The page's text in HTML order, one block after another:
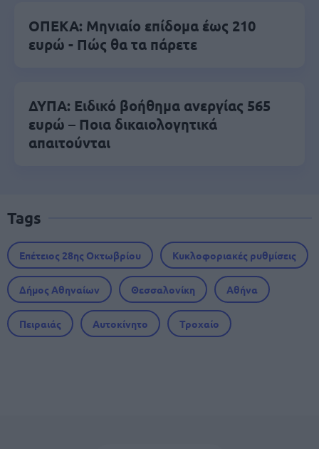
ΟΠΕΚΑ: Μηνιαίο επίδομα έως 210
ευρώ - Πώς θα τα πάρετε
ΔΥΠΑ: Ειδικό βοήθημα ανεργίας 565
ευρώ – Ποια δικαιολογητικά
απαιτούνται
Tags
Επέτειος 28ης Οκτωβρίου Κυκλοφοριακές ρυθμίσεις
Δήμος Αθηναίων Θεσσαλονίκη Αθήνα
Πειραιάς Αυτοκίνητο Τροχαίο